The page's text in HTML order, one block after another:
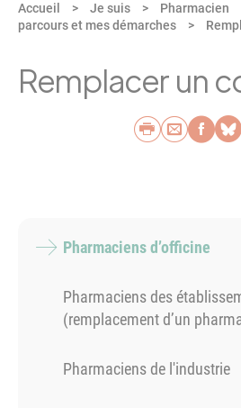
Accueil Je suis Pharmacien
parcours et mes démarches
Remplacer un
Imprimer
Pharmaciens d’officine
Pharmaciens des
(remplacement d’un
Pharmaciens de l'industrie